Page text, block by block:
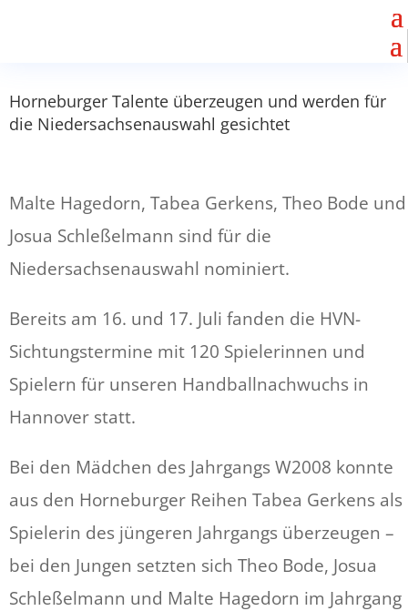
Horneburger Talente überzeugen und werden für
die Niedersachsenauswahl gesichtet
Malte Hagedorn, Tabea Gerkens, Theo Bode und
Josua Schleßelmann sind für die
Niedersachsenauswahl nominiert.
Bereits am 16. und 17. Juli fanden die HVN-
Sichtungstermine mit 120 Spielerinnen und
Spielern für unseren Handballnachwuchs in
Hannover statt.
Bei den Mädchen des Jahrgangs W2008 konnte
aus den Horneburger Reihen Tabea Gerkens als
Spielerin des jüngeren Jahrgangs überzeugen –
bei den Jungen setzten sich Theo Bode, Josua
Schleßelmann und Malte Hagedorn im Jahrgang